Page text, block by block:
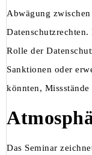
Abwägung
Rolle der
Sanktionen oder
könnten,
Das Seminar